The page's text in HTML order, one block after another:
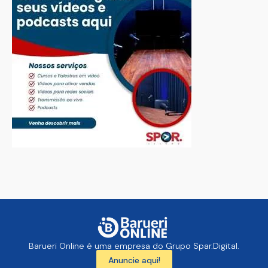
Barueri Online é uma empresa do Grupo Spar.Digital.
Anuncie aqui!